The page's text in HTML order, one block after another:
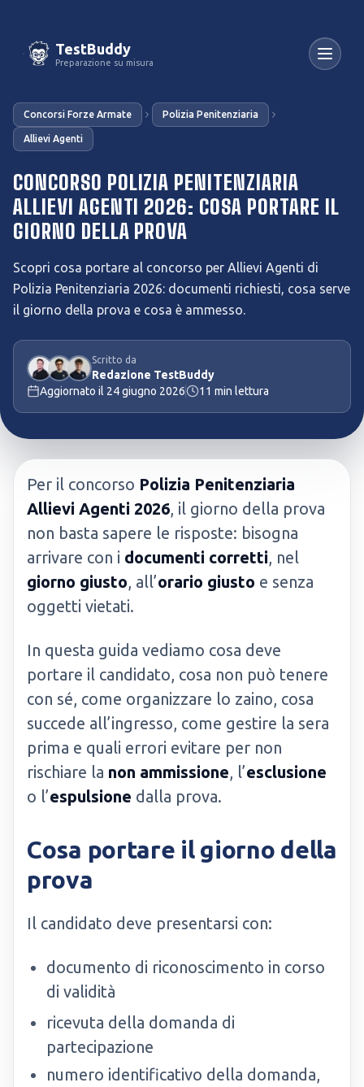
TestBuddy
Preparazione su misura
Concorsi Forze Armate Polizia Penitenziaria
Allievi Agenti
CONCORSO POLIZIA PENITENZIARIA
ALLIEVI AGENTI 2026: COSA PORTARE IL
GIORNO DELLA PROVA
Scopri cosa portare al concorso per Allievi Agenti di
Polizia Penitenziaria 2026: documenti richiesti, cosa serve
il giorno della prova e cosa è ammesso.
Scritto da
Redazione TestBuddy
Aggiornato il 24 giugno 2026 11 min lettura
Per il concorso Polizia Penitenziaria
Allievi Agenti 2026, il giorno della prova
non basta sapere le risposte: bisogna
arrivare con i documenti corretti, nel
giorno giusto, all’orario giusto e senza
oggetti vietati.
In questa guida vediamo cosa deve
portare il candidato, cosa non può tenere
con sé, come organizzare lo zaino, cosa
succede all’ingresso, come gestire la sera
prima e quali errori evitare per non
rischiare la non ammissione, l’esclusione
o l’espulsione dalla prova.
Cosa portare il giorno della
prova
Il candidato deve presentarsi con:
documento di riconoscimento in corso
di validità
ricevuta della domanda di
partecipazione
numero identificativo della domanda,